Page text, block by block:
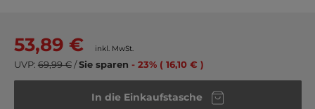
53,89 € inkl. MwSt.
UVP: 69,99 €/Sie sparen - 23% ( 16,10 € )
In die Einkaufstasche